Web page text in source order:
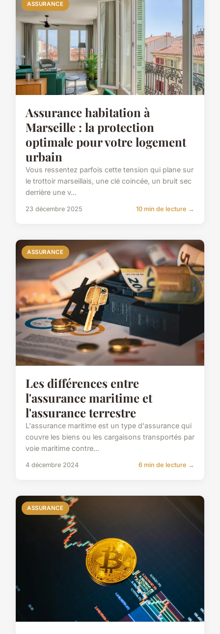
ASSURANCE
Assurance habitation à
Marseille : la protection
optimale pour votre logement
urbain
Vous ressentez parfois cette tension qui plane sur
le trottoir marseillais, une clé coincée, un bruit sec
derrière une v...
23 décembre 2025 10 min de lecture →
ASSURANCE
Les différences entre
l'assurance maritime et
l'assurance terrestre
L'assurance maritime est un type d'assurance qui
couvre les biens ou les cargaisons transportés par
voie maritime contre...
4 décembre 2024 6 min de lecture →
ASSURANCE